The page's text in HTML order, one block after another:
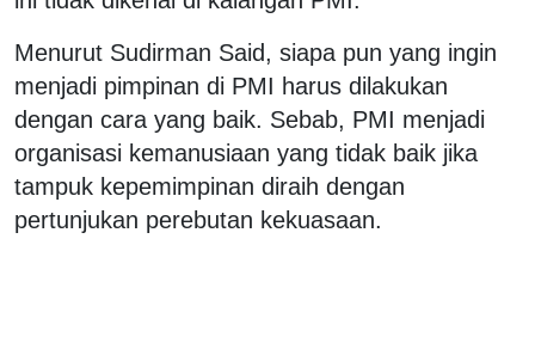
Menurut Sudirman Said, siapa pun yang ingin
menjadi pimpinan di PMI harus dilakukan
dengan cara yang baik. Sebab, PMI menjadi
organisasi kemanusiaan yang tidak baik jika
tampuk kepemimpinan diraih dengan
pertunjukan perebutan kekuasaan.